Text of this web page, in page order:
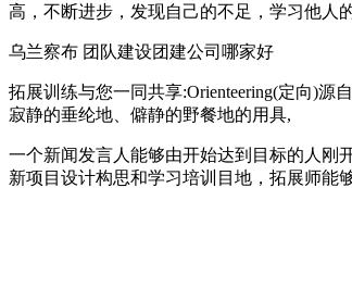
高，不断进步，发现自己的不足，学习他人
乌兰察布 团队建设团建公司哪家好
拓展训练与您一同共享:Orienteering(定向)源
寂静的垂纶地、僻静的野餐地的用具,
一个新闻发言人能够由开始达到目标的人刚
新项目设计构思和学习培训目地，拓展师能